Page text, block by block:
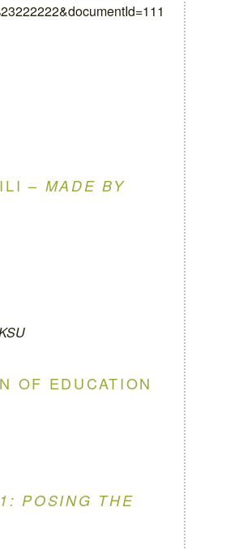
– MADE BY
OF EDUCATION
POSING THE